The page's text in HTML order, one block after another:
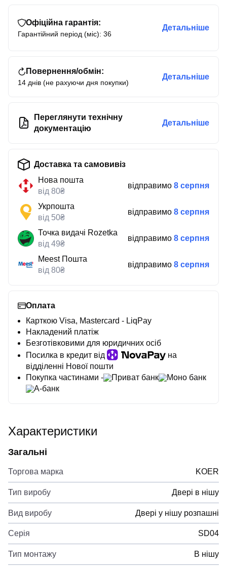
Офіційна гарантія:
Гарантійний період (міс): 36
Детальніше
Повернення/обмін:
14 днів (не рахуючи дня покупки)
Детальніше
Переглянути технічну
документацію
Детальніше
Доставка та самовивіз
Нова пошта
від 80₴
відправимо 8 серпня
Укрпошта
від 50₴
відправимо 8 серпня
Точка видачі Rozetka
від 49₴
відправимо 8 серпня
Meest Пошта
від 80₴
відправимо 8 серпня
Оплата
Карткою Visa, Mastercard - LiqPay
Накладений платіж
Безготівковими для юридичних осіб
Посилка в кредит від
на
відділенні Нової пошти
Покупка частинами -
Приват банк
Моно банк
А-банк
Характеристики
Загальні
Торгова марка KOER
Тип виробу Двері в нішу
Вид виробу Двері у нішу розпашні
Серія SD04
Тип монтажу В нішу